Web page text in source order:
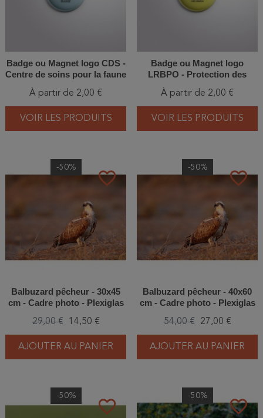
Badge ou Magnet logo CDS -
Centre de soins pour la faune
À partir de 2,00 €
VOIR LES PRODUITS
Badge ou Magnet logo
LRBPO - Protection des
À partir de 2,00 €
VOIR LES PRODUITS
favorite_border
-50%
Balbuzard pêcheur - 30x45
cm - Cadre photo - Plexiglas
29,00 € 14,50 €
AJOUTER AU PANIER
favorite_border
-50%
Balbuzard pêcheur - 40x60
cm - Cadre photo - Plexiglas
54,00 € 27,00 €
AJOUTER AU PANIER
favorite_border
-50%
favorite_border
-50%